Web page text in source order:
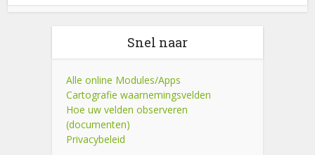
Snel naar
Alle online Modules/Apps
Cartografie waarnemingsvelden
Hoe uw velden observeren
(documenten)
Privacybeleid